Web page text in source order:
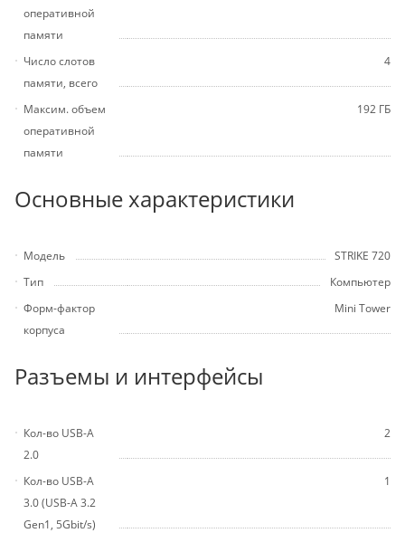
оперативной
памяти
Число слотов
памяти, всего
4
Максим. объем
оперативной
памяти
192 ГБ
Основные характеристики
Модель
STRIKE 720
Тип
Компьютер
Форм-фактор
корпуса
Mini Tower
Разъемы и интерфейсы
Кол-во USB-A
2.0
2
Кол-во USB-A
3.0 (USB-A 3.2
Gen1, 5Gbit/s)
1